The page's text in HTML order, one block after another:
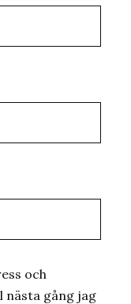
och
nästa gång jag